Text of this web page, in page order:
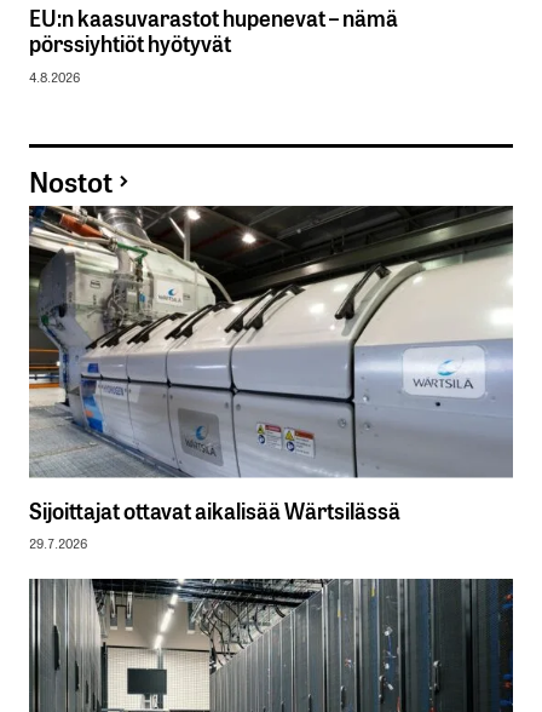
EU:n kaasuvarastot hupenevat – nämä
pörssiyhtiöt hyötyvät
4.8.2026
Nostot
Sijoittajat ottavat aikalisää Wärtsilässä
29.7.2026